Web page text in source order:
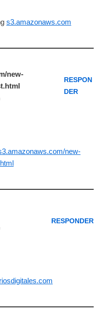
s3.amazonaws.com
new-
RESPON
DER
new-
RESPONDER